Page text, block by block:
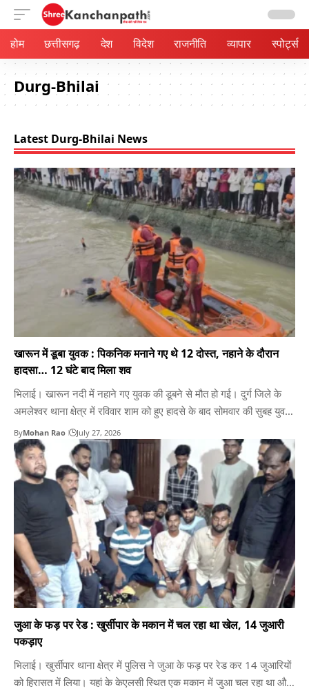
होम छत्तीसगढ़ देश विदेश राजनीति व्यापार स्पोर्ट्स
Durg-Bhilai
Latest Durg-Bhilai News
खारून में डूबा युवक : पिकनिक मनाने गए थे 12 दोस्त, नहाने के दौरान
हादसा… 12 घंटे बाद मिला शव
भिलाई। खारून नदी में नहाने गए युवक की डूबने से मौत हो गई। दुर्ग जिले के
अमलेश्वर थाना क्षेत्र में रविवार शाम को हुए हादसे के बाद सोमवार की सुबह युवक
का शव बरामद किया गया। एसडीआरएफ की टीम कड़ी मशक्कत के बाद युवक के
शव को बाहर निकाला। मृतक…
ByMohan Rao July 27, 2026
जुआ के फड़ पर रेड : खुर्सीपार के मकान में चल रहा था खेल, 14 जुआरी
पकड़ाए
भिलाई। खुर्सीपार थाना क्षेत्र में पुलिस ने जुआ के फड़ पर रेड कर 14 जुआरियों
को हिरासत में लिया। यहां के केएलसी स्थित एक मकान में जुआ चल रहा था और